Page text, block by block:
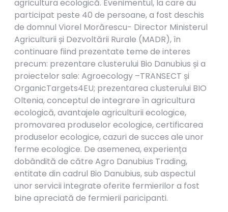
agricultura ecologică. Evenimentul, la care au
participat peste 40 de persoane, a fost deschis
de domnul Viorel Morărescu- Director Ministerul
Agriculturii și Dezvoltării Rurale (MADR), în
continuare fiind prezentate teme de interes
precum: prezentare clusterului Bio Danubius și a
proiectelor sale: Agroecology –TRANSECT și
OrganicTargets4EU; prezentarea clusterului BIO
Oltenia, conceptul de integrare în agricultura
ecologică, avantajele agriculturii ecologice,
promovarea produselor ecologice, certificarea
produselor ecologice, cazuri de succes ale unor
ferme ecologice. De asemenea, experiența
dobândită de către Agro Danubius Trading,
entitate din cadrul Bio Danubius, sub aspectul
unor servicii integrate oferite fermierilor a fost
bine apreciată de fermierii paricipanti.